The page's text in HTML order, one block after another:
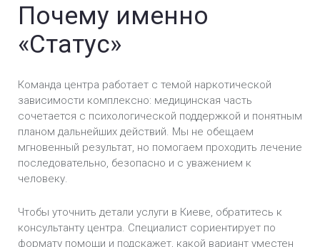
Почему именно
«Статус»
Команда центра работает с темой наркотической
зависимости комплексно: медицинская часть
сочетается с психологической поддержкой и понятным
планом дальнейших действий. Мы не обещаем
мгновенный результат, но помогаем проходить лечение
последовательно, безопасно и с уважением к
человеку.
Чтобы уточнить детали услуги в Киеве, обратитесь к
консультанту центра. Специалист сориентирует по
формату помощи и подскажет, какой вариант уместен